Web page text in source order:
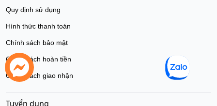
Quy định sử dụng
Hình thức thanh toán
Chính sách bảo mật
Chính sách hoàn tiền
Chính sách giao nhận
Tuyển dụng